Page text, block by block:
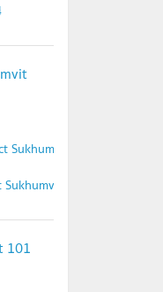
Sukhumvit
101